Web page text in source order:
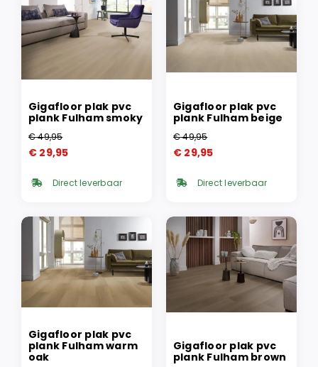
Gigafloor plak pvc
plank Fulham smoky
€49,95
Oorspronkelijke
was:
€ 29,95
Huidige
is: Direct leverbaar
Gigafloor plak pvc
plank Fulham beige
€49,95
Oorspronkelijke
was:
€ 29,95
Huidige
is: Direct leverbaar
Gigafloor plak pvc
plank Fulham warm
oak
Gigafloor plak pvc
plank Fulham brown